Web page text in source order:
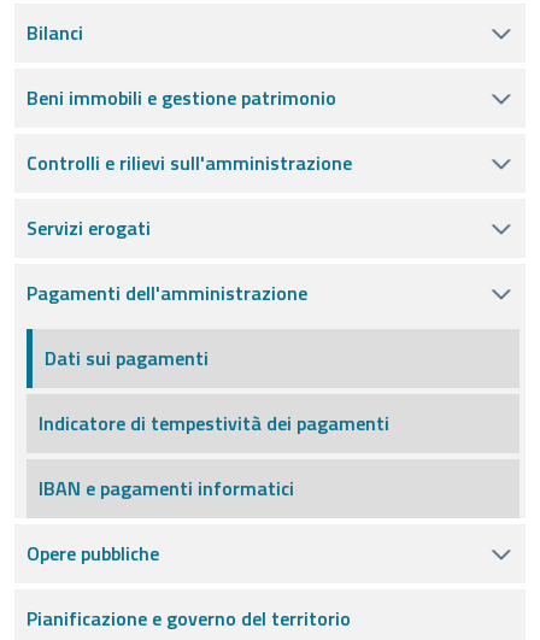
Bilanci
Beni immobili e gestione patrimonio
Controlli e rilievi sull'amministrazione
Servizi erogati
Pagamenti dell'amministrazione
Dati sui pagamenti
Indicatore di tempestività dei pagamenti
IBAN e pagamenti informatici
Opere pubbliche
Pianificazione e governo del territorio